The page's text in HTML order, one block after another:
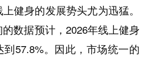
健身的发展势头尤为迅猛。
数据预计，2026年线上健身
到57.8%。因此，市场统一的